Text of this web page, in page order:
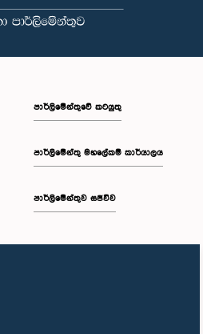
පාර්ලිමේන්තුවේ කටයුතු
පාර්ලිමේන්තු මහලේකම් කාර්යාලය
පාර්ලිමේන්තුව සජීවීව